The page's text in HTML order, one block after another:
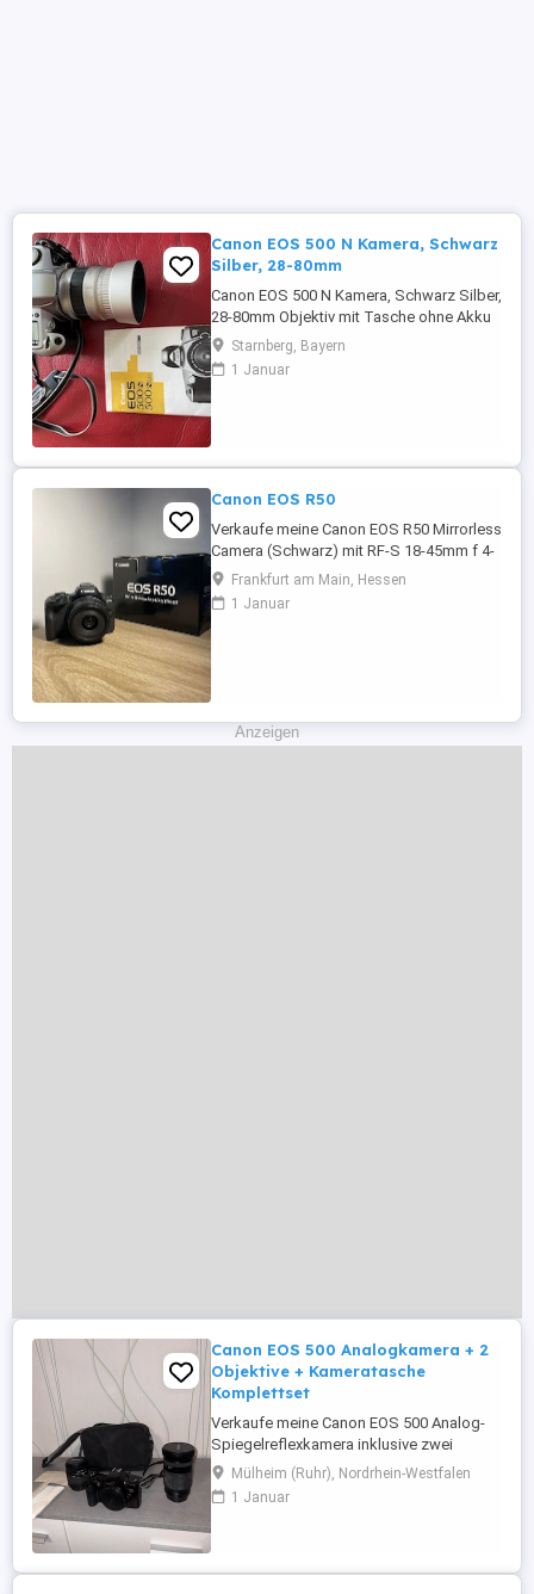
Canon EOS 500 N Kamera, Schwarz
Silber, 28-80mm
Canon EOS 500 N Kamera, Schwarz Silber,
28-80mm Objektiv mit Tasche ohne Akku
inkl. eingelegtem Film , ungeprüft guter
Zustand Porto 7 Privatverkauf, keine
Garantie, Rücknahme
Starnberg, Bayern
1 Januar
Canon EOS R50
Verkaufe meine Canon EOS R50 Mirrorless
Camera (Schwarz) mit RF-S 18-45mm f 4-
6.3 IS STM Objektiv in absolutem
Neuzustand. Kaum genutzt, keinerlei
Kratzer oder Gebrauchsspuren.
Frankfurt am Main, Hessen
1 Januar
Anzeigen
Canon EOS 500 Analogkamera + 2
Objektive + Kameratasche
Komplettset
Verkaufe meine Canon EOS 500 Analog-
Spiegelreflexkamera inklusive zwei
Exakta-Objektiven und Kameratasche.
Ideal für Einsteiger in die Analogfotografie
oder Sammler klassischer Canon-EOS-
Zoomobjektiv * Exakta Objektiv (siehe
Mülheim (Ruhr), Nordrhein-Westfalen
1 Januar